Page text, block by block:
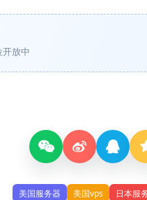
开放中
美国服务器 美国vps 日本服